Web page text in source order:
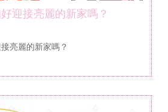
迎接亮麗的新家嗎？
亮麗的新家嗎？